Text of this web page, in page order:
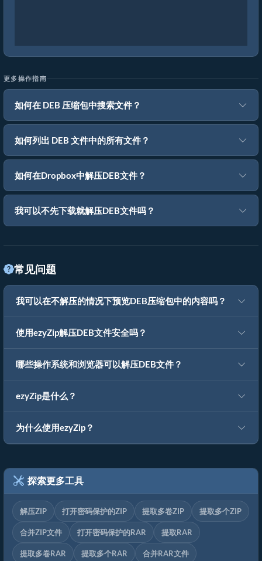
更多操作指南
如何在 DEB 压缩包中搜索文件？
如何列出 DEB 文件中的所有文件？
如何在Dropbox中解压DEB文件？
我可以不先下载就解压DEB文件吗？
常见问题
我可以在不解压的情况下预览DEB压缩包中的内容吗？
使用ezyZip解压DEB文件安全吗？
哪些操作系统和浏览器可以解压DEB文件？
ezyZip是什么？
为什么使用ezyZip？
探索更多工具
解压ZIP 打开密码保护的ZIP 提取多卷ZIP 提取多个ZIP
合并ZIP文件 打开密码保护的RAR 提取RAR
提取多卷RAR 提取多个RAR 合并RAR文件